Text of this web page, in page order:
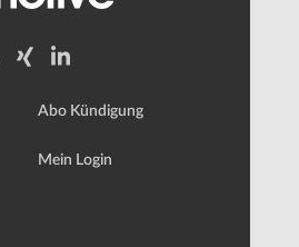
Abo Kündigung
Mein Login